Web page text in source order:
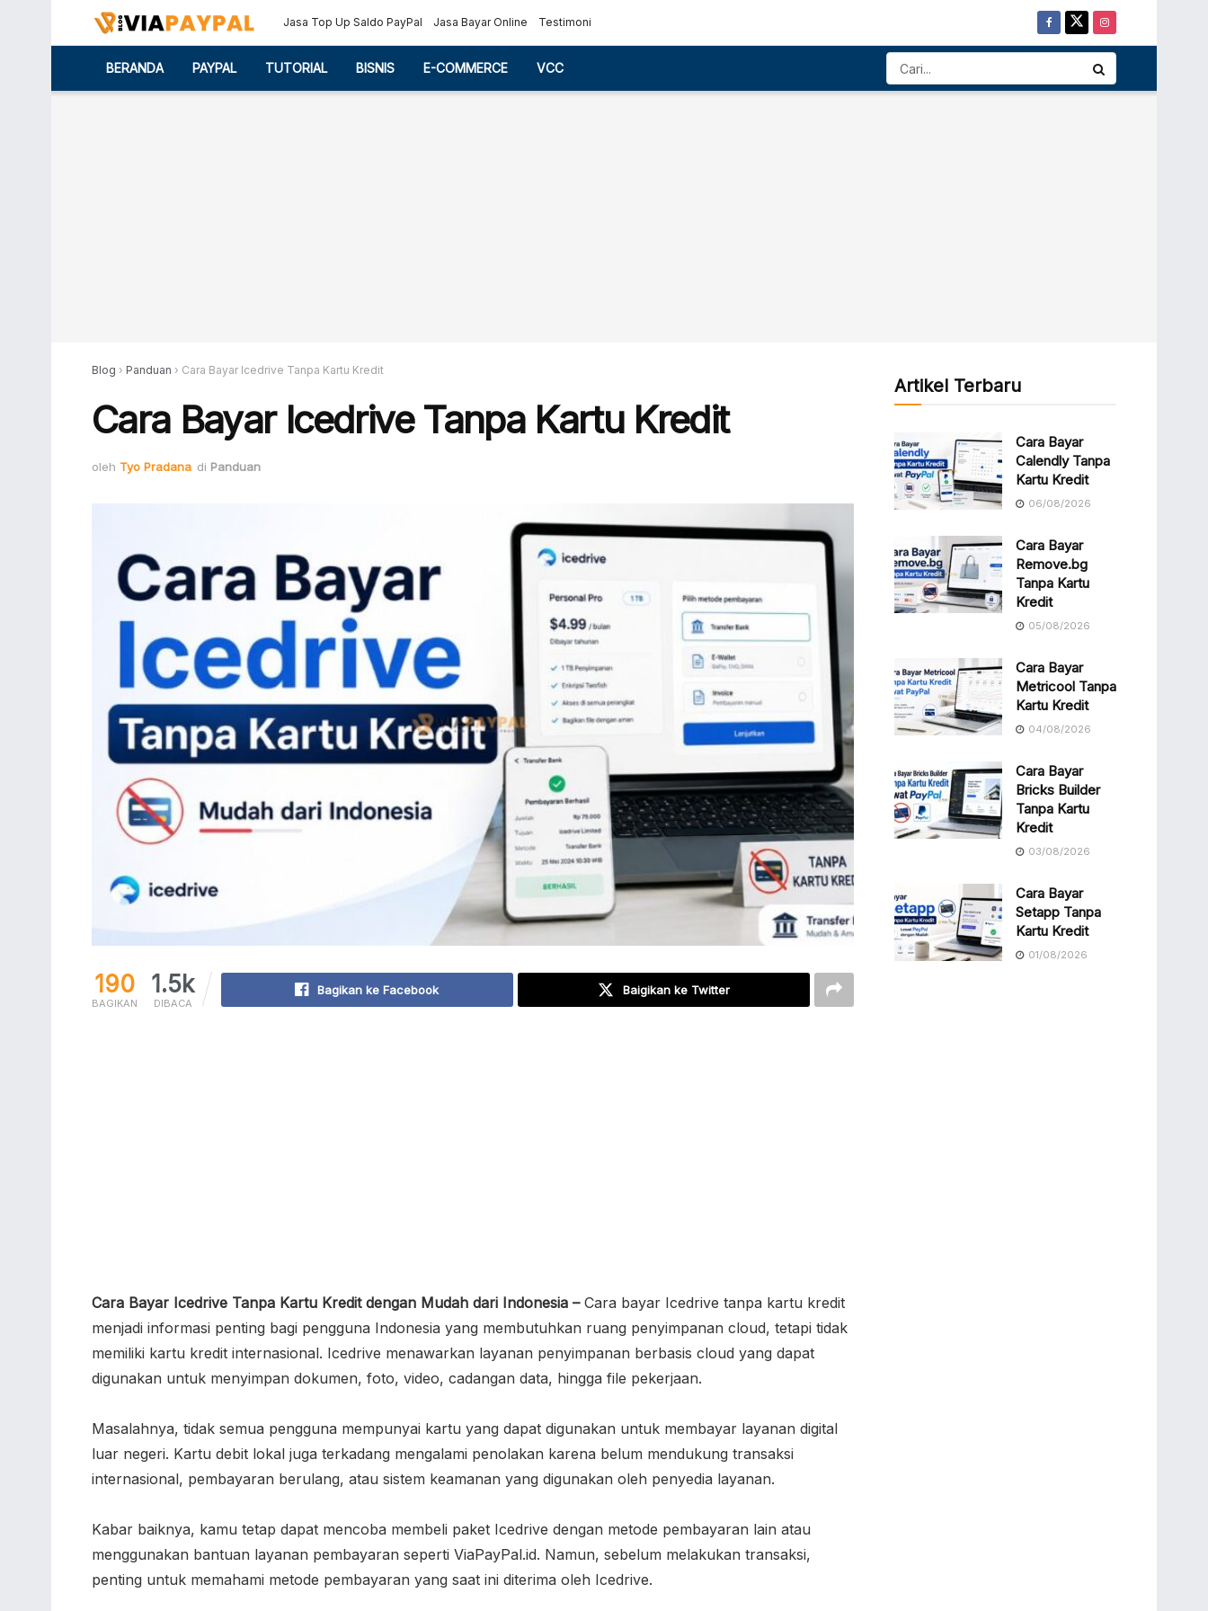
Jasa Top Up Saldo PayPal Jasa Bayar Online Testimoni
BERANDA PAYPAL TUTORIAL BISNIS E-COMMERCE VCC
Blog › Panduan › Cara Bayar Icedrive Tanpa Kartu Kredit
Cara Bayar Icedrive Tanpa Kartu Kredit
oleh Tyo Pradana di Panduan
190
BAGIKAN
1.5k
DIBACA
Bagikan ke Facebook Baigikan ke Twitter
Cara Bayar Icedrive Tanpa Kartu Kredit dengan Mudah dari Indonesia – Cara bayar Icedrive tanpa kartu kredit
menjadi informasi penting bagi pengguna Indonesia yang membutuhkan ruang penyimpanan cloud, tetapi tidak
memiliki kartu kredit internasional. Icedrive menawarkan layanan penyimpanan berbasis cloud yang dapat
digunakan untuk menyimpan dokumen, foto, video, cadangan data, hingga file pekerjaan.
Masalahnya, tidak semua pengguna mempunyai kartu yang dapat digunakan untuk membayar layanan digital
luar negeri. Kartu debit lokal juga terkadang mengalami penolakan karena belum mendukung transaksi
internasional, pembayaran berulang, atau sistem keamanan yang digunakan oleh penyedia layanan.
Kabar baiknya, kamu tetap dapat mencoba membeli paket Icedrive dengan metode pembayaran lain atau
menggunakan bantuan layanan pembayaran seperti ViaPayPal.id. Namun, sebelum melakukan transaksi,
penting untuk memahami metode pembayaran yang saat ini diterima oleh Icedrive.
Artikel Terbaru
Cara Bayar
Calendly Tanpa
Kartu Kredit
06/08/2026
Cara Bayar
Remove.bg
Tanpa Kartu
Kredit
05/08/2026
Cara Bayar
Metricool Tanpa
Kartu Kredit
04/08/2026
Cara Bayar
Bricks Builder
Tanpa Kartu
Kredit
03/08/2026
Cara Bayar
Setapp Tanpa
Kartu Kredit
01/08/2026